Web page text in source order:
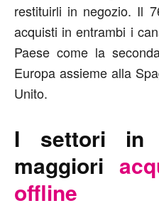
restituirli in negozio. Il
acquisti in entrambi i
Paese come la
Europa assieme alla
Unito.
I settori in
maggiori
offline